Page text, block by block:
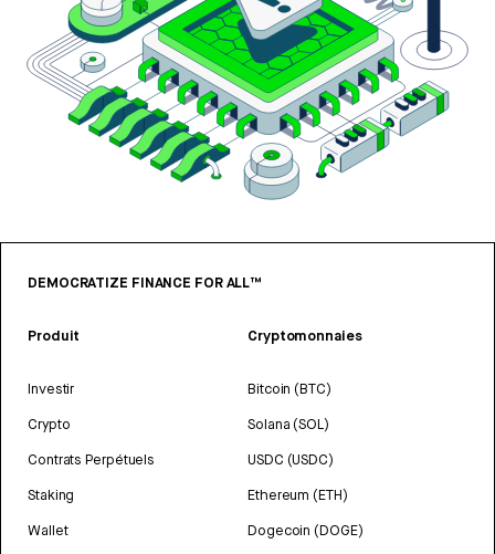
DEMOCRATIZE FINANCE FOR ALL™
Produit
Investir
Crypto
Contrats Perpétuels
Staking
Wallet
Cryptomonnaies
Bitcoin (BTC)
Solana (SOL)
USDC (USDC)
Ethereum (ETH)
Dogecoin (DOGE)